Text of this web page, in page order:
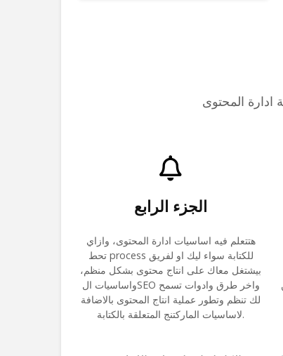
الجزء الرابع
هتتعلم فيه اساسيات ادارة المحتوى، وازاي
تحط process للكتابة سواء ليك او لفريق
بيشتغل معاك على انتاج محتوى بشكل منظم،
واساسيات الSEO واخر طرق وادوات تسمح
لك تنظم وتطور عملية انتاج المحتوى بالاضافة
لاساسيات الماركتنج المتعلقة بالكتابة.